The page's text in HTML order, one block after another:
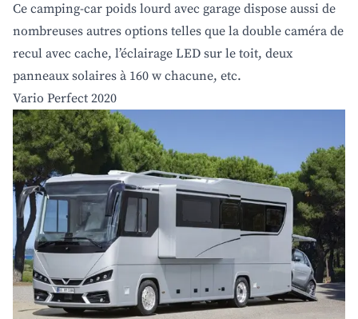
Ce camping-car poids lourd avec garage dispose aussi de
nombreuses autres options telles que la double caméra de
recul avec cache, l’éclairage LED sur le toit, deux
panneaux solaires à 160 w chacune, etc.
Vario Perfect 2020